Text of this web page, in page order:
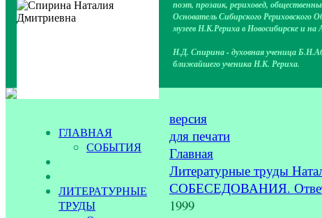
поэт, прозаик, рериховед,
Основатель Сибирского Рериховского
музеев Н.К.Рериха в Новосибирске и на
Н.Д. Спирина - духовная ученица
ближайшего ученика Н.К. Рериха.
ГЛАВНАЯ
СОБЫТИЯ
ЛИТЕРАТУРНЫЕ
ТРУДЫ
версия
для печати
Главная
Литературные труды
СОБЕСЕДОВАНИЯ.
1999